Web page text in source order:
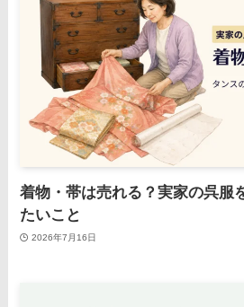
着物・帯は売れる？実家の呉服
たいこと
2026年7月16日